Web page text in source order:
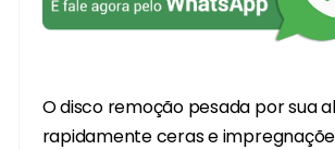
O disco remoção pesada por sua
rapidamente ceras e